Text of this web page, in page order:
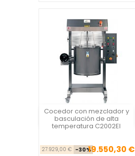
Cocedor con mezclador y
basculación de alta
temperatura C2002EI
Precio base
27.929,00 € -30% Precio
19.550,30 €

Vista rápida